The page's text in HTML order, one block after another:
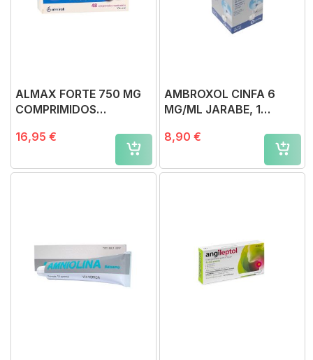
ALMAX FORTE 750 MG
COMPRIMIDOS
MENTA, 48 comprimidos
16,95 €
AMBROXOL CINFA 6
MG/ML JARABE, 1
cierre PP)
8,90 €